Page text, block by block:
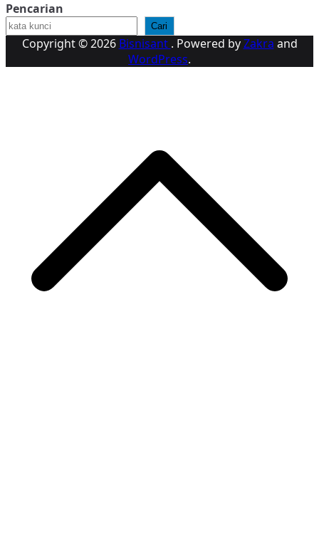
Pencarian
Cari
Copyright © 2026 Bisnisant . Powered byZakra and
WordPress.